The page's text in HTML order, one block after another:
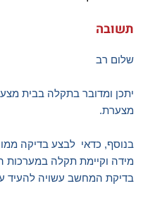
תשובה
שלום רב
יתכן ומדובר בתקלה בבית
מצערת.
בנוסף, כדאי לבצע בדיקה
מידה וקיימת תקלה במערכות
בדיקת המחשב עשויה להעיד